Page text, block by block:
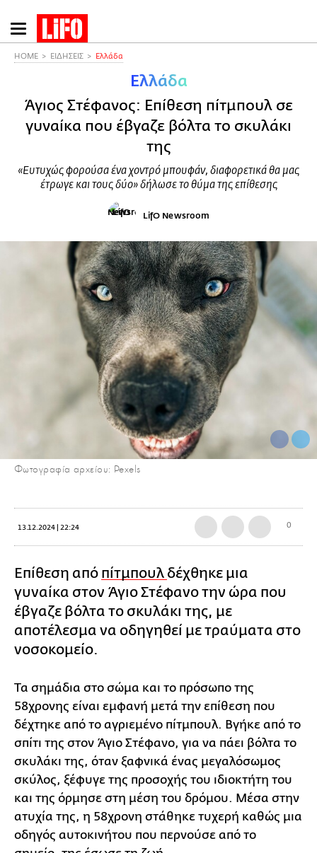
Παράκαμψη
προς
HOME ΕΙΔΗΣΕΙΣ Ελλάδα
Ελλάδα
Άγιος Στέφανος: Επίθεση πίτμπουλ σε
γυναίκα που έβγαζε βόλτα το σκυλάκι
της
«Ευτυχώς φορούσα ένα χοντρό μπουφάν, διαφορετικά θα μας
έτρωγε και τους δύο» δήλωσε το θύμα της επίθεσης
LifO Newsroom
Φωτογραφία αρχείου: Pexels
13.12.2024 | 22:24 0
Επίθεση από πίτμπουλ δέχθηκε μια
γυναίκα στον Άγιο Στέφανο την ώρα που
έβγαζε βόλτα το σκυλάκι της, με
αποτέλεσμα να οδηγηθεί με τραύματα στο
νοσοκομείο.
Τα σημάδια στο σώμα και το πρόσωπο της
58χρονης είναι εμφανή μετά την επίθεση που
δέχτηκε από το αγριεμένο πίτμπουλ. Βγήκε από το
σπίτι της στον Άγιο Στέφανο, για να πάει βόλτα το
σκυλάκι της, όταν ξαφνικά ένας μεγαλόσωμος
σκύλος, ξέφυγε της προσοχής του ιδιοκτήτη του
και της όρμησε στη μέση του δρόμου. Μέσα στην
ατυχία της, η 58χρονη στάθηκε τυχερή καθώς μια
οδηγός αυτοκινήτου που περνούσε από το